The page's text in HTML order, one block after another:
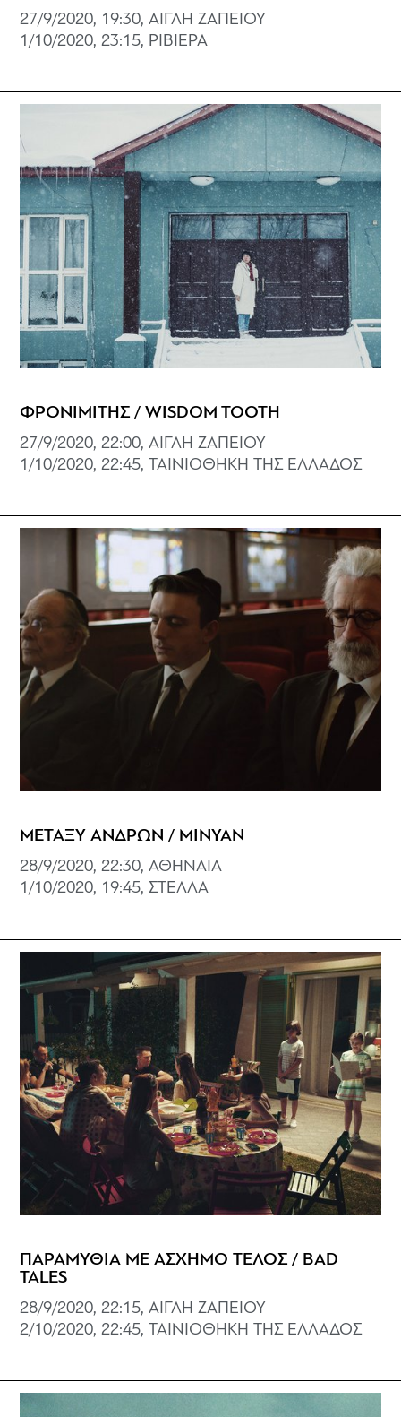
27/9/2020, 19:30, ΑΙΓΛΗ ΖΑΠΕΙΟΥ
1/10/2020, 23:15, ΡΙΒΙΕΡΑ
ΦΡΟΝΙΜΙΤΗΣ / WISDOM TOOTH
27/9/2020, 22:00, ΑΙΓΛΗ ΖΑΠΕΙΟΥ
1/10/2020, 22:45, ΤΑΙΝΙΟΘΗΚΗ ΤΗΣ ΕΛΛΑΔΟΣ
ΜΕΤΑΞΥ ΑΝΔΡΩΝ / MINYAN
28/9/2020, 22:30, ΑΘΗΝΑΙΑ
1/10/2020, 19:45, ΣΤΕΛΛΑ
ΠΑΡΑΜΥΘΙΑ ΜΕ ΑΣΧΗΜΟ ΤΕΛΟΣ / BAD
TALES
28/9/2020, 22:15, ΑΙΓΛΗ ΖΑΠΕΙΟΥ
2/10/2020, 22:45, ΤΑΙΝΙΟΘΗΚΗ ΤΗΣ ΕΛΛΑΔΟΣ